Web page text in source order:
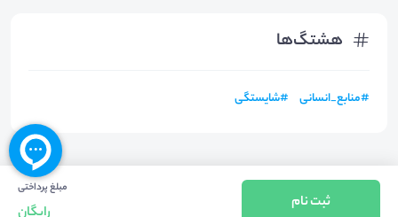
هشتگ‌ها
#منابع_انسانی #شایستگی
مبلغ پرداختی
ثبت نام